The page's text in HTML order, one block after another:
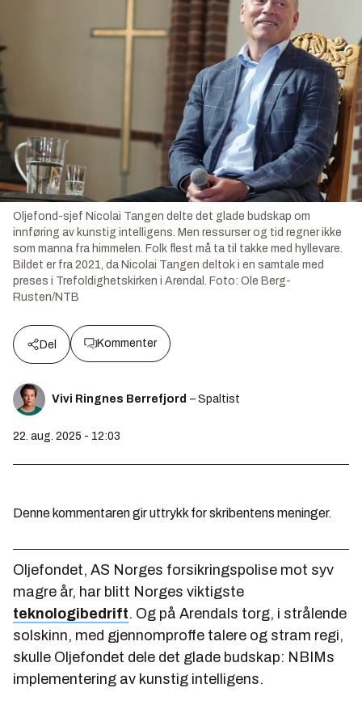
Oljefond-sjef Nicolai Tangen delte det glade budskap om
innføring av kunstig intelligens. Men ressurser og tid regner ikke
som manna fra himmelen. Folk flest må ta til takke med hyllevare.
Bildet er fra 2021, da Nicolai Tangen deltok i en samtale med
preses i Trefoldighetskirken i Arendal.
Foto: Ole Berg-
Rusten/NTB
Del Kommenter
Vivi Ringnes Berrefjord – Spaltist
22. aug. 2025 - 12:03
Denne kommentaren gir uttrykk for skribentens meninger.
Oljefondet, AS Norges forsikringspolise mot syv
magre år, har blitt Norges viktigste
teknologibedrift. Og på Arendals torg, i strålende
solskinn, med gjennomproffe talere og stram regi,
skulle Oljefondet dele det glade budskap: NBIMs
implementering av kunstig intelligens.